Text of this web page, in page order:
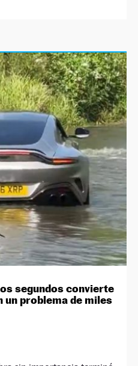
segundos convierte
un problema de miles